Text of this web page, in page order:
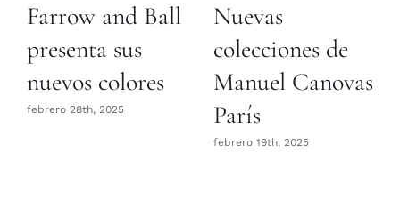
Farrow and Ball
presenta sus
nuevos colores
febrero 28th, 2025
Nuevas
colecciones de
Manuel Canovas
París
febrero 19th, 2025